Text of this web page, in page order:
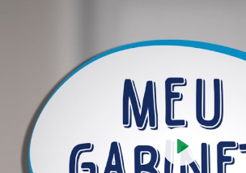
Play